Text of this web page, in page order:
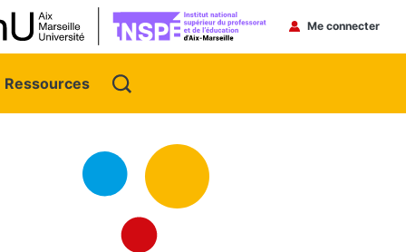
Menu
Me connecter
Ressources